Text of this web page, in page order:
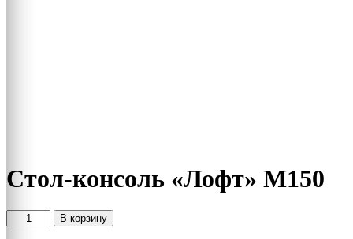
Стол-консоль «Лофт» М150
Количество
товара
В корзину